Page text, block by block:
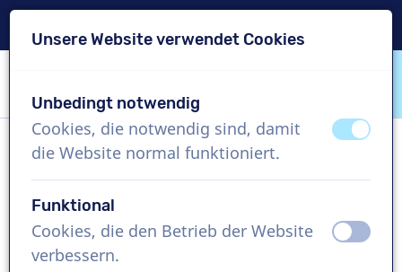
VoiceProductions
Pieter-Jan
US$ 369,95
Unsere Website verwendet Cookies
Unbedingt notwendig
Cookies, die notwendig sind, damit
die Website normal funktioniert.
aus
an
Funktional
Cookies, die den Betrieb der Website
verbessern.
ausan